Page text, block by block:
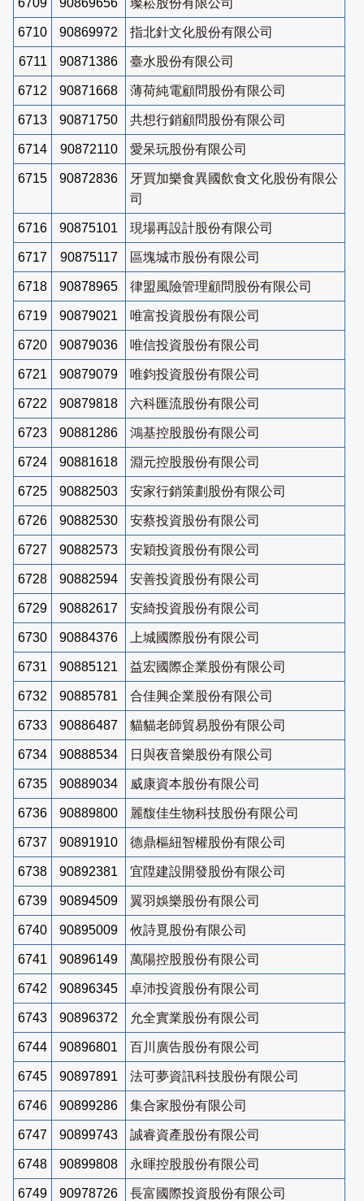
6710 90869972 指北針文化股份有限公司
6711 90871386 臺水股份有限公司
6712 90871668 薄荷純電顧問股份有限公司
6713 90871750 共想行銷顧問股份有限公司
6714 90872110 愛呆玩股份有限公司
6715 90872836
牙買加樂食異國飲食文化股份有限公
司
6716 90875101 現場再設計股份有限公司
6717 90875117 區塊城市股份有限公司
6718 90878965 律盟風險管理顧問股份有限公司
6719 90879021 唯富投資股份有限公司
6720 90879036 唯信投資股份有限公司
6721 90879079 唯鈞投資股份有限公司
6722 90879818 六科匯流股份有限公司
6723 90881286 鴻基控股股份有限公司
6724 90881618 淵元控股股份有限公司
6725 90882503 安家行銷策劃股份有限公司
6726 90882530 安蔡投資股份有限公司
6727 90882573 安穎投資股份有限公司
6728 90882594 安善投資股份有限公司
6729 90882617 安綺投資股份有限公司
6730 90884376 上城國際股份有限公司
6731 90885121 益宏國際企業股份有限公司
6732 90885781 合佳興企業股份有限公司
6733 90886487 貓貓老師貿易股份有限公司
6734 90888534 日與夜音樂股份有限公司
6735 90889034 威康資本股份有限公司
6736 90889800 麗馥佳生物科技股份有限公司
6737 90891910 德鼎樞紐智權股份有限公司
6738 90892381 宜陞建設開發股份有限公司
6739 90894509 翼羽娛樂股份有限公司
6740 90895009 攸詩覓股份有限公司
6741 90896149 萬陽控股股份有限公司
6742 90896345 卓沛投資股份有限公司
6743 90896372 允全實業股份有限公司
6744 90896801 百川廣告股份有限公司
6745 90897891 法可夢資訊科技股份有限公司
6746 90899286 集合家股份有限公司
6747 90899743 誠睿資產股份有限公司
6748 90899808 永暉控股股份有限公司
6749 90978726 長富國際投資股份有限公司